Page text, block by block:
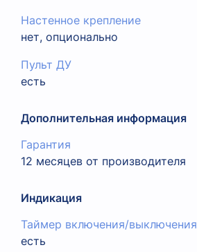
Настенное крепление
нет, опционально
Пульт ДУ
есть
Дополнительная информация
Гарантия
12 месяцев от производителя
Индикация
Таймер включения/выключения
есть